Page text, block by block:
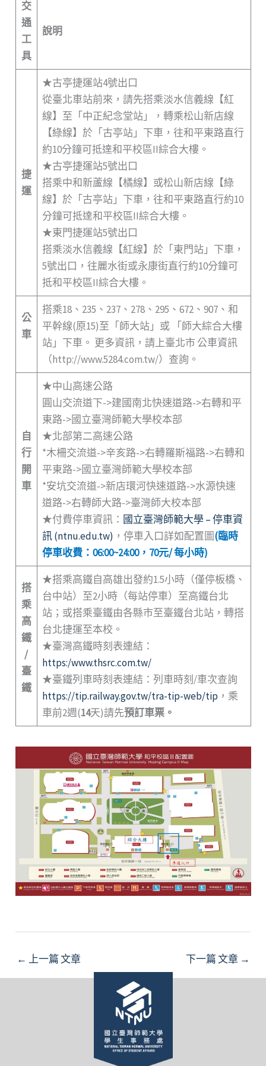
交
通
工
具
說明
捷
運
★古亭捷運站4號出口
從臺北車站前來，請先搭乘淡水信義線【紅
線】至「中正紀念堂站」，轉乘松山新店線
【綠線】於「古亭站」下車，往和平東路直行
約10分鐘可抵達和平校區II綜合大樓。
★古亭捷運站5號出口
搭乘中和新蘆線【橘線】或松山新店線【綠
線】於「古亭站」下車，往和平東路直行約10
分鐘可抵達和平校區II綜合大樓。
★東門捷運站5號出口
搭乘淡水信義線【紅線】於「東門站」下車，
5號出口，往麗水街或永康街直行約10分鐘可
抵和平校區II綜合大樓。
公
車
搭乘18、235、237、278、295、672、907、和
平幹線(原15)至「師大站」或 「師大綜合大樓
站」下車。 更多資訊，請上臺北市 公車資訊
（http://www.5284.com.tw/）查詢。
自
行
開
車
★中山高速公路
圓山交流道下->建國南北快速道路->右轉和平
東路->國立臺灣師範大學校本部
★北部第二高速公路
*木柵交流道->辛亥路->右轉羅斯福路->右轉和
平東路->國立臺灣師範大學校本部
*安坑交流道->新店環河快速道路->水源快速
道路->右轉師大路->臺灣師大校本部
★付費停車資訊： 國立臺灣師範大學 – 停車資
訊 (ntnu.edu.tw) ，停車入口詳如配置圖(臨時
停車收費：06:00~24:00，70元/ 每小時)
搭
乘
高
鐵
/
臺
鐵
★搭乘高鐵自高雄出發約1.5小時（僅停板橋、
台中站）至2小時（每站停車）至高鐵台北
站；或搭乘臺鐵由各縣市至臺鐵台北站，轉搭
台北捷運至本校。
★臺灣高鐵時刻表連結：
https:/www.thsrc.com.tw/
★臺鐵列車時刻表連結：列車時刻/車次查詢
https://tip.railway.gov.tw/tra-tip-web/tip ，乘
車前2週(14天)請先預訂車票。
← 上一篇 文章 下一篇 文章 →